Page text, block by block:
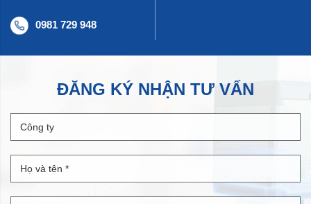
0981 729 948
ĐĂNG KÝ NHẬN TƯ VẤN